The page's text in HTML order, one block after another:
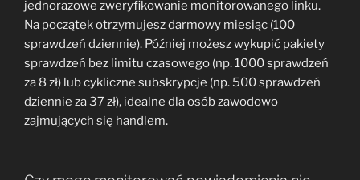
jednorazowe zweryfikowanie monitorowanego linku.
Na początek otrzymujesz darmowy miesiąc (100
sprawdzeń dziennie). Później możesz wykupić pakiety
sprawdzeń bez limitu czasowego (np. 1000 sprawdzeń
za 8 zł) lub cykliczne subskrypcje (np. 500 sprawdzeń
dziennie za 37 zł), idealne dla osób zawodowo
zajmujących się handlem.